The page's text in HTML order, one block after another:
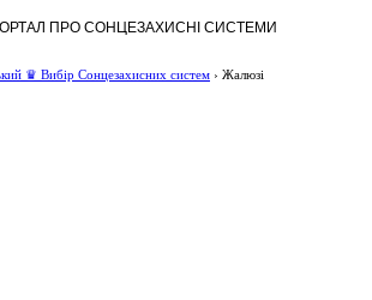
ПРО СОНЦЕЗАХИСНІ СИСТЕМИ
♛ Вибір Сонцезахисних систем › Жалюзі